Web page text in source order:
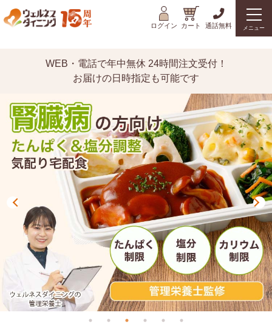
ログイン カート 通話無料 メニュー
WEB・電話で年中無休 24時間注文受付！
お届けの日時指定も可能です